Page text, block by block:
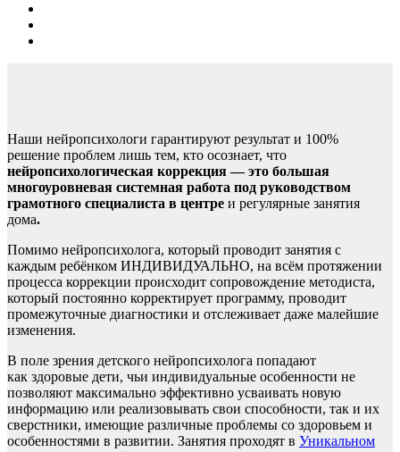
Наши нейропсихологи гарантируют результат и 100%
решение проблем лишь тем, кто осознает, что
нейропсихологическая коррекция — это большая
многоуровневая системная работа под руководством
грамотного специалиста в центре и регулярные занятия
дома.
Помимо нейропсихолога, который проводит занятия с
каждым ребёнком ИНДИВИДУАЛЬНО, на всём протяжении
процесса коррекции происходит сопровождение методиста,
который постоянно корректирует программу, проводит
промежуточные диагностики и отслеживает даже малейшие
изменения.
В поле зрения детского нейропсихолога попадают
как здоровые дети, чьи индивидуальные особенности не
позволяют максимально эффективно усваивать новую
информацию или реализовывать свои способности, так и их
сверстники, имеющие различные проблемы со здоровьем и
особенностями в развитии. Занятия проходят в Уникальном